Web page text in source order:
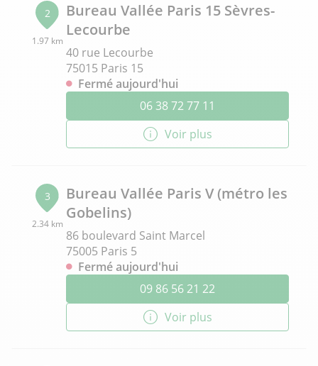
2
1.97 km
Bureau Vallée Paris 15 Sèvres-
Lecourbe
40 rue Lecourbe
75015 Paris 15
Fermé aujourd'hui
06 38 72 77 11
Voir plus
3
2.34 km
Bureau Vallée Paris V (métro les
Gobelins)
86 boulevard Saint Marcel
75005 Paris 5
Fermé aujourd'hui
09 86 56 21 22
Voir plus